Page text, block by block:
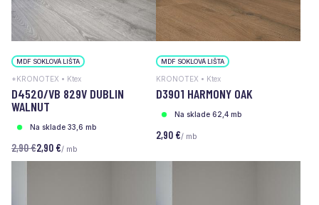
MDF SOKLOVÁ LIŠTA
*KRONOTEX • Ktex
D4520/VB 829V DUBLIN
WALNUT
Na sklade 33,6 mb
2,90 €2,90 €/ mb
MDF SOKLOVÁ LIŠTA
KRONOTEX • Ktex
D3901 HARMONY OAK
Na sklade 62,4 mb
2,90 €/ mb